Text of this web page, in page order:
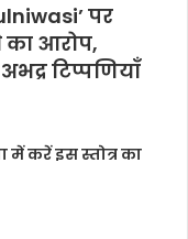
पर
का आरोप,
टिप्पणियाँ
करें इस स्तोत्र का